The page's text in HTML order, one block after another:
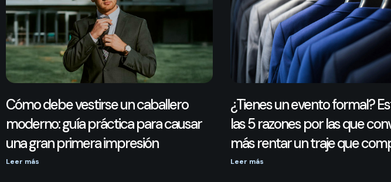
Cómo debe vestirse un caballero
moderno: guía práctica para causar
una gran primera impresión
Leer más
¿Tienes un evento formal?
las 5 razones por las que
más rentar un traje que
Leer más